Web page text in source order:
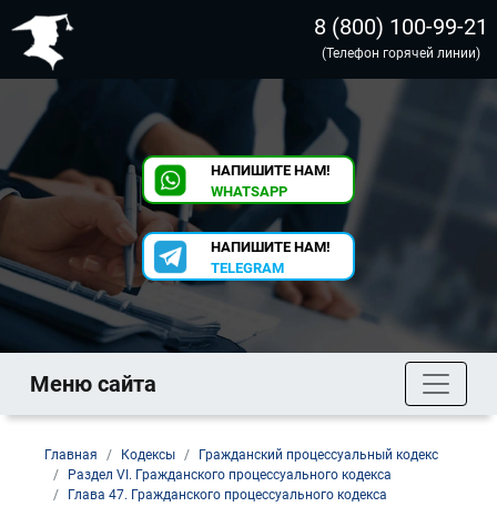
8 (800) 100-99-21
(Телефон горячей линии)
НАПИШИТЕ НАМ!
WHATSAPP
НАПИШИТЕ НАМ!
TELEGRAM
Меню сайта
Главная Кодексы
Гражданский процессуальный кодекс
Раздел VI. Гражданского процессуального кодекса
Глава 47. Гражданского процессуального кодекса